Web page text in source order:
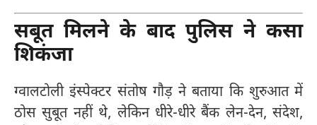
सबूत मिलने के बाद पुलिस ने कसा
शिकंजा
ग्वालटोली इंस्पेक्टर संतोष गौड़ ने बताया कि शुरुआत में
ठोस सुबूत नहीं थे, लेकिन धीरे-धीरे बैंक लेन-देन, संदेश,